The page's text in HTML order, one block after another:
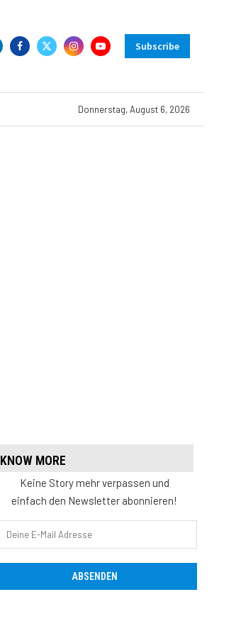
Subscribe
Donnerstag, August 6, 2026
KNOW MORE
Keine Story mehr verpassen und
einfach den Newsletter abonnieren!